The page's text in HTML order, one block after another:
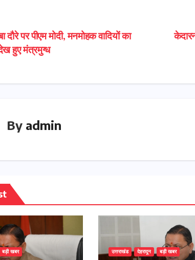
दौरे पर पीएम मोदी, मनमोहक वादियों का
हुए मंत्रमुग्ध
By admin
बड़ी खबर उत्तराखंड देहरादून बड़ी खबर